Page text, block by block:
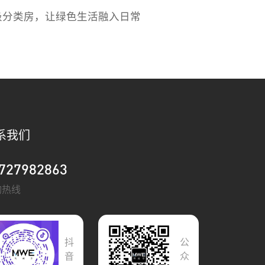
类房，让绿色生活融入日常
我们
线
抖
音
公
众